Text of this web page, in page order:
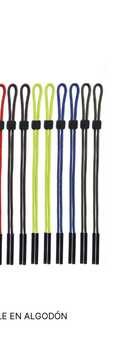
EN ALGODÓN